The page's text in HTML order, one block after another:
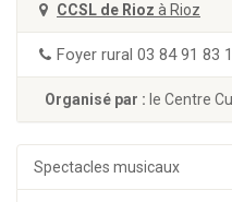
CCSL de Rioz à Rioz
Foyer rural 03 84 91 83
Organisé par : le Centre
Spectacles musicaux